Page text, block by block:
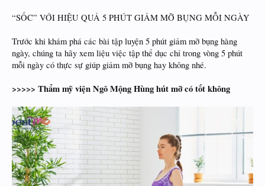
“SỐC” VỚI HIỆU QUẢ 5 PHÚT GIẢM MỠ BỤNG MỖI NGÀY
Trước khi khám phá các bài tập luyện 5 phút giảm mỡ bụng hàng
ngày, chúng ta hãy xem liệu việc tập thể dục chỉ trong vòng 5 phút
mỗi ngày có thực sự giúp giảm mỡ bụng hay không nhé.
>>>>> Thẩm mỹ viện Ngô Mộng Hùng hút mỡ có tốt không